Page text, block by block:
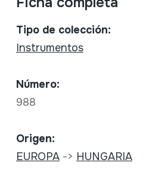
Tipo de colección:
Instrumentos
Número:
988
Origen:
EUROPA-> HUNGARIA